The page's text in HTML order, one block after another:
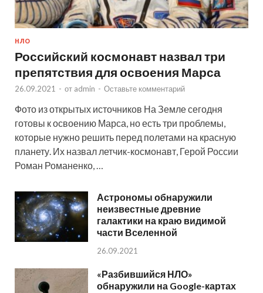
НЛО
Российский космонавт назвал три
препятствия для освоения Марса
26.09.2021 - от admin - Оставьте комментарий
Фото из открытых источников На Земле сегодня
готовы к освоению Марса, но есть три проблемы,
которые нужно решить перед полетами на красную
планету. Их назвал летчик-космонавт, Герой России
Роман Романенко, …
Астрономы обнаружили
неизвестные древние
галактики на краю видимой
части Вселенной
26.09.2021
«Разбившийся НЛО»
обнаружили на Google-картах